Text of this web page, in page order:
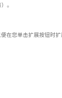
。
在您单击扩展按钮时扩